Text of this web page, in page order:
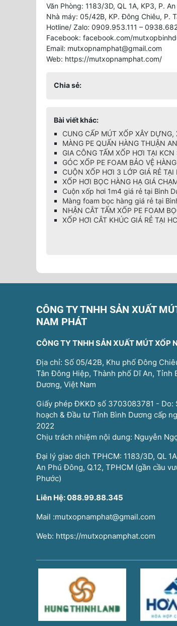
Văn Phòng: 1183/3D, QL 1A, KP3, P.
Nhà máy: 05/42B, KP. Đông Chiêu, P.
Hotline/ Zalo: 0909.953.111 –
Facebook: facebook.com/
Email: mutxopnamphat@gmail.com
Web: https://mutxopnamphat.com/
Chia sẻ:
Bài viết khác:
CUNG CẤP MÚT XỐP XÂY
MÀNG PE QUẤN HÀNG THUẬN
GIA CÔNG TẤM XỐP HƠI TẠI
GÓC XỐP PE FOAM BẢO VỆ
CUỘN XỐP HƠI 3 LỚP GIÁ RẺ
XỐP HƠI BỌC HÀNG HẠ GIÁ
Cuộn xốp hơi 1m4 giá rẻ tại Bình
Màng foam bọc hàng giá rẻ tại
NHẬN CẮT TẤM XỐP PE FOAM
XỐP HƠI CẮT KHÚC GIÁ RẺ TẠI
CÔNG TY TNHH SẢN XUẤT
NAM PHÁT
CÔNG TY TNHH SẢN XUẤT MÚT XỐP
Địa chỉ: Số 05/42B, Khu phố Đông
Tân Đông Hiệp, Thành phố Dĩ An, Tỉnh
Dương, Việt Nam
Giấy phép ĐKKD số 3703083781 - Do:
hoạch & Đầu tư Tỉnh Bình Dương cấp
2022
Chịu trách nhiệm nội dung: Nguyễn
Đại lý giao dịch TPHCM: 1183/3D, QL
An Phú Đông, Q.12, TPHCM (gần cầu
Phước)
Liên Hệ: 088.99.88.345
Mail :mutxopnamphat@gmail.com
Web: https://mutxopnamphat.com